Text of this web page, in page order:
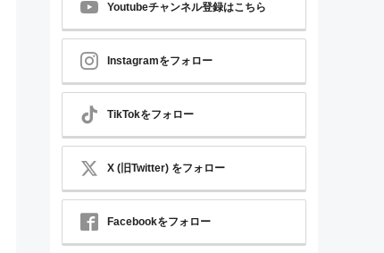
Youtubeチャンネル登録はこちら
Instagramをフォロー
TikTokをフォロー
X (旧Twitter) をフォロー
Facebookをフォロー